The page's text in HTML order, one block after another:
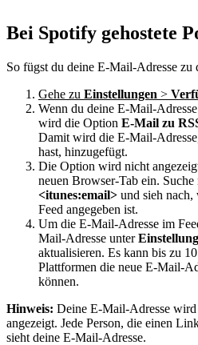
Bei Spotify gehostete
So fügst du deine E-Mail-Adresse zu
Gehe zu Einstellungen >
Wenn du deine E-Mail-
wird die Option E-Mail zu
Damit wird die E-Mail-
hast, hinzugefügt.
Die Option wird nicht
neuen Browser-Tab ein. Suche
<itunes:email> und sieh
Feed angegeben ist.
Um die E-Mail-Adresse im
Mail-Adresse unter
aktualisieren. Es kann bis zu
Plattformen die neue E-Mail-
können.
Hinweis: Deine E-Mail-Adresse
angezeigt. Jede Person, die einen
sieht deine E-Mail-Adresse.